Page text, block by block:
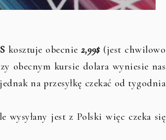
kosztuje obecnie2,99$ (jest chwilowo
obecnym kursie dolara wyniesie nas
na przesyłkę czekać od tygodnia
wysyłany jest z Polski więc czeka się